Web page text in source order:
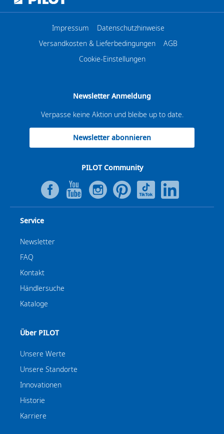
Impressum
Datenschutzhinweise
Versandkosten & Lieferbedingungen
AGB
Cookie-Einstellungen
Newsletter Anmeldung
Verpasse keine Aktion und bleibe up to date.
Newsletter abonnieren
PILOT Community
Service
Newsletter
FAQ
Kontakt
Händlersuche
Kataloge
Über PILOT
Unsere Werte
Unsere Standorte
Innovationen
Historie
Karriere